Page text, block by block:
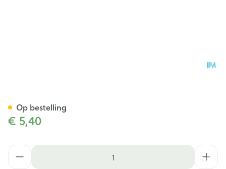
€ 5,40
Op bestelling